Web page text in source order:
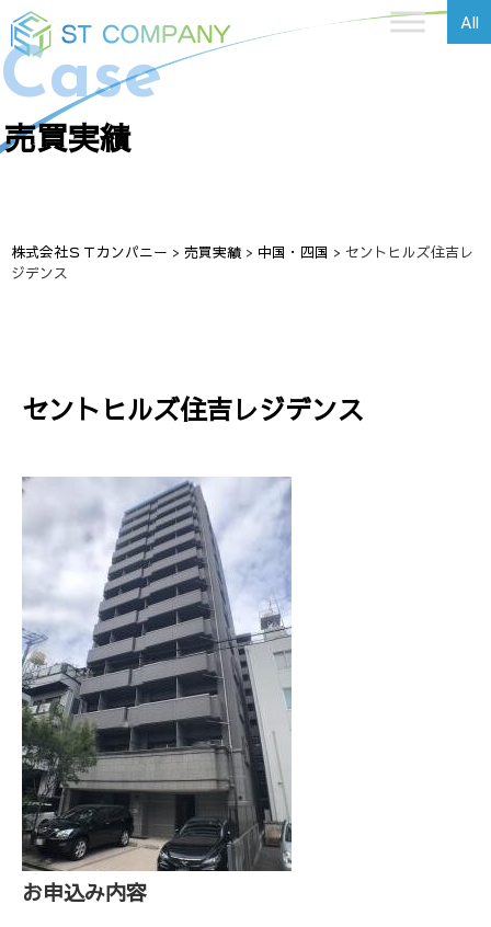
All
Case
売買実績
株式会社ＳＴカンパニー > 売買実績 > 中国・四国 > セントヒルズ住吉レ
ジデンス
セントヒルズ住吉レジデンス
お申込み内容